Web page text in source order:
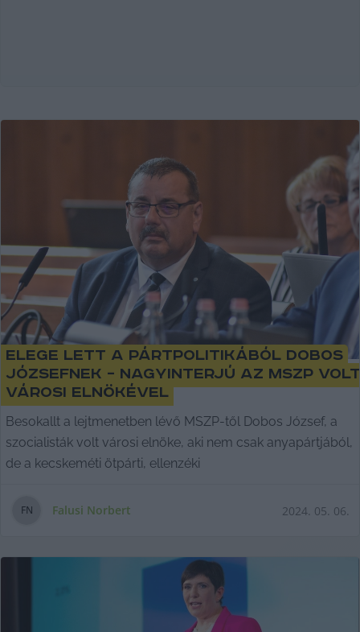
Elege lett a pártpolitikából Dobos
Józsefnek – nagyinterjú az MSZP volt
városi elnökével
Besokallt a lejtmenetben lévő MSZP-től Dobos József, a
szocialisták volt városi elnöke, aki nem csak anyapártjából,
de a kecskeméti ötpárti, ellenzéki
FN Falusi Norbert 2024. 05. 06.